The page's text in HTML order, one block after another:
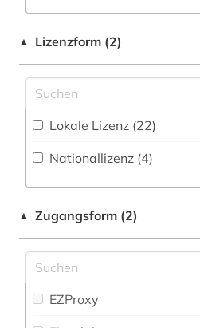
film (1)
geschichte (3)
▲ Lizenzform (2)
Lokale Lizenz (22)
Nationallizenz (4)
▲ Zugangsform (2)
EZProxy